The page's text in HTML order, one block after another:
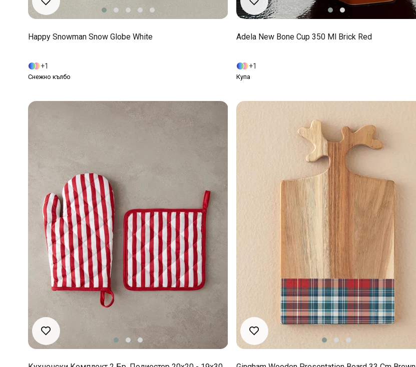
Happy Snowman Snow Globe White
1
Снежно кълбо
Adela New Bone Cup 350 Ml Brick Red
1
Купа